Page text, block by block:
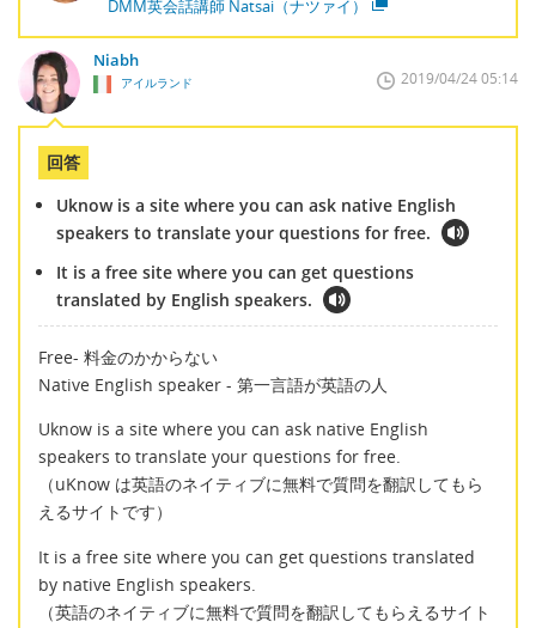
DMM英会話講師 Natsai（ナツァイ）
Niabh
アイルランド 2019/04/24 05:14
回答
Uknow is a site where you can ask native English
speakers to translate your questions for free.
It is a free site where you can get questions
translated by English speakers.
Free- 料金のかからない
Native English speaker - 第一言語が英語の人
Uknow is a site where you can ask native English
speakers to translate your questions for free.
（uKnow は英語のネイティブに無料で質問を翻訳してもら
えるサイトです）
It is a free site where you can get questions translated
by native English speakers.
（英語のネイティブに無料で質問を翻訳してもらえるサイト